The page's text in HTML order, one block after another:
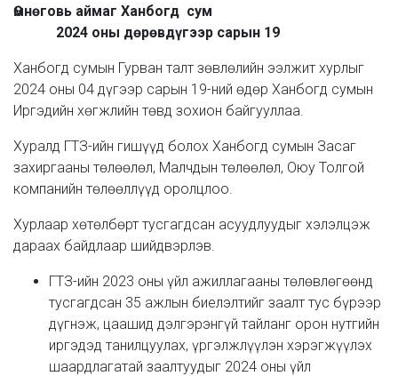
Өмнөговь аймаг Ханбогд сум
2024 оны дөрөвдүгээр сарын 19
Ханбогд сумын Гурван талт зөвлөлийн ээлжит хурлыг
2024 оны 04 дүгээр сарын 19-ний өдөр Ханбогд сумын
Иргэдийн хөгжлийн төвд зохион байгууллаа.
Хуралд ГТЗ-ийн гишүүд болох Ханбогд сумын Засаг
захиргааны төлөөлөл, Малчдын төлөөлөл, Оюу Толгой
компанийн төлөөллүүд оролцлоо.
Хурлаар хөтөлбөрт тусгагдсан асуудлуудыг хэлэлцэж
дараах байдлаар шийдвэрлэв.
ГТЗ-ийн 2023 оны үйл ажиллагааны төлөвлөгөөнд
тусгагдсан 35 ажлын биелэлтийг заалт тус бүрээр
дүгнэж, цаашид дэлгэрэнгүй тайланг орон нутгийн
иргэдэд танилцуулах, үргэлжлүүлэн хэрэгжүүлэх
шаардлагатай заалтуудыг 2024 оны үйл